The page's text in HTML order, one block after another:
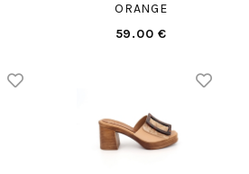
ORANGE
59.00 €